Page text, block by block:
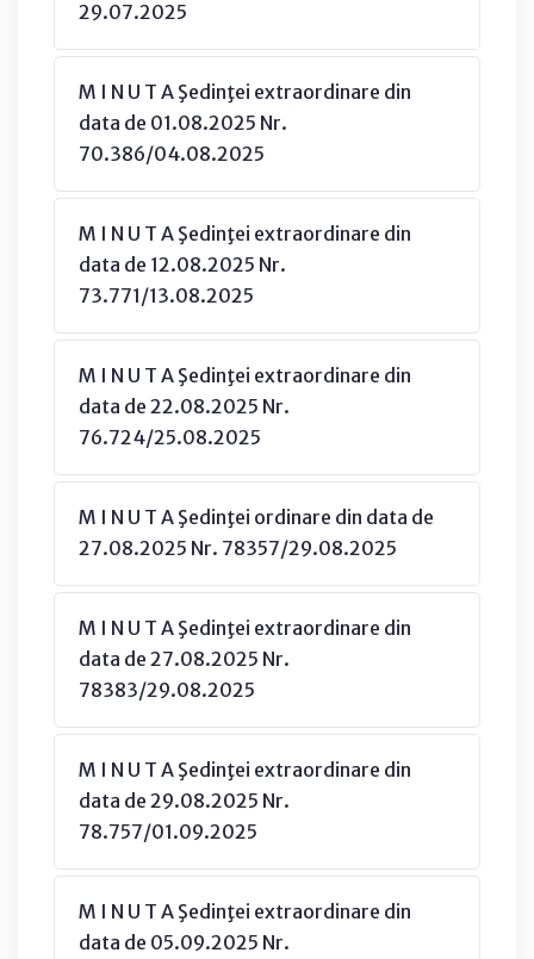
29.07.2025
M I N U T A Şedinţei extraordinare din
data de 01.08.2025 Nr.
70.386/04.08.2025
M I N U T A Şedinţei extraordinare din
data de 12.08.2025 Nr.
73.771/13.08.2025
M I N U T A Şedinţei extraordinare din
data de 22.08.2025 Nr.
76.724/25.08.2025
M I N U T A Şedinţei ordinare din data de
27.08.2025 Nr. 78357/29.08.2025
M I N U T A Şedinţei extraordinare din
data de 27.08.2025 Nr.
78383/29.08.2025
M I N U T A Şedinţei extraordinare din
data de 29.08.2025 Nr.
78.757/01.09.2025
M I N U T A Şedinţei extraordinare din
data de 05.09.2025 Nr.